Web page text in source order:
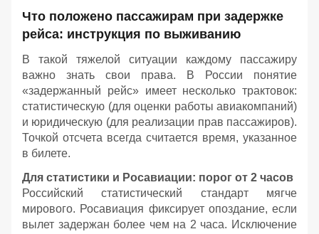
Что положено пассажирам при задержке
рейса: инструкция по выживанию
В такой тяжелой ситуации каждому пассажиру
важно знать свои права. В России понятие
«задержанный рейс» имеет несколько трактовок:
статистическую (для оценки работы авиакомпаний)
и юридическую (для реализации прав пассажиров).
Точкой отсчета всегда считается время, указанное
в билете.
Для статистики и Росавиации: порог от 2 часов
Российский статистический стандарт мягче
мирового. Росавиация фиксирует опоздание, если
вылет задержан более чем на 2 часа. Исключение